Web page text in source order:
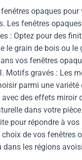
opaques
Les fenêtres
: Optez pour des
le grain de bois ou
vos fenêtres
Motifs gravés : Les
parmi une
des effets
dans votre
pour répondre à vos
de vos fenêtres
les régions